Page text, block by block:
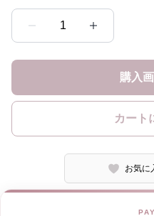
1
購入
カート
お気に